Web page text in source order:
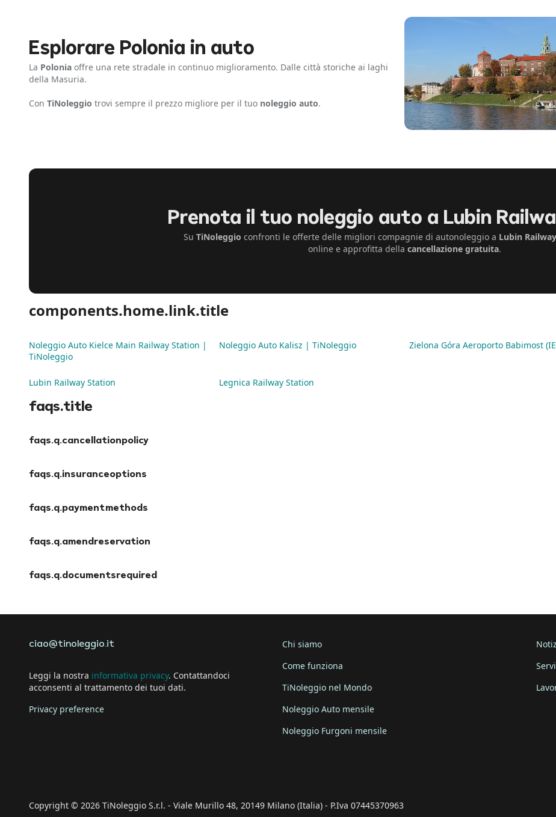
Esplorare Polonia in auto
La Polonia offre una rete stradale in continuo miglioramento. Dalle città storiche ai laghi
della Masuria.
Con TiNoleggio trovi sempre il prezzo migliore per il tuo noleggio auto.
Prenota il tuo noleggio auto a Lubin
Su TiNoleggio confronti le offerte delle migliori compagnie di autonoleggio a Lubin
online e approfitta della cancellazione gratuita.
components.home.link.title
Noleggio Auto Kielce Main Railway Station |
TiNoleggio
Noleggio Auto Kalisz | TiNoleggio Zielona Góra Aeroporto Babimost
Lubin Railway Station Legnica Railway Station
faqs.title
faqs.q.cancellationpolicy
faqs.q.insuranceoptions
faqs.q.paymentmethods
faqs.q.amendreservation
faqs.q.documentsrequired
ciao@tinoleggio.it
Leggi la nostra informativa privacy. Contattandoci
acconsenti al trattamento dei tuoi dati.
Privacy preference
Chi siamo
Come funziona
TiNoleggio nel Mondo
Noleggio Auto mensile
Noleggio Furgoni mensile
Copyright © 2026 TiNoleggio S.r.l. - Viale Murillo 48, 20149 Milano (Italia) - P.Iva 07445370963